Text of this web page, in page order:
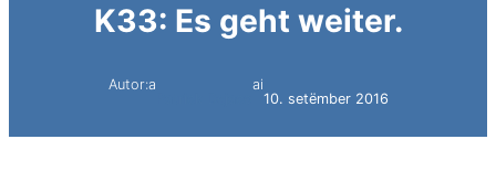
K33: Es geht weiter.
Autor:a
ai
10. setëmber 2016